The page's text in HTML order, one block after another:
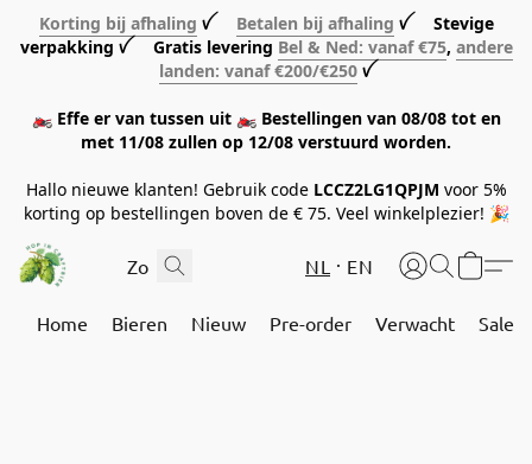
Korting bij afhaling ꪜ Betalen bij afhaling ꪜ Stevige
verpakking ꪜ Gratis levering Bel & Ned: vanaf €75, andere
landen: vanaf €200/€250 ꪜ
🏍️ Effe er van tussen uit 🏍️ Bestellingen van 08/08 tot en
met 11/08 zullen op 12/08 verstuurd worden.
Hallo nieuwe klanten! Gebruik code LCCZ2LG1QPJM voor 5%
korting op bestellingen boven de € 75. Veel winkelplezier! 🎉
NL EN
Home Bieren Nieuw Pre-order Verwacht Sale